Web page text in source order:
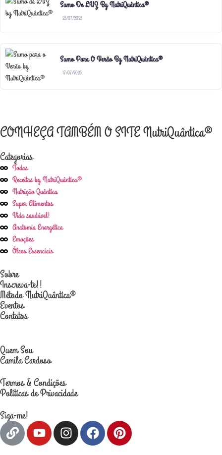
Sumo De LUZ By NutriQuântica®
25/07/2025
Sumo Para O Verão By NutriQuântica®
17/07/2025
CONHEÇA TAMBÉM O SITE NutriQuântica®
Categorias
Todas
Receitas by NutriQuântica®
Nutrição Quântica
Super Alimentos
Vida saudável!
Anatomia Energética
Emoções
Óleos Essenciais
Sobre
Inscreva-te!!
Método NutriQuântica®
Eventos
Contatos
Quem Sou
Camila Cardoso
Termos & Condições
Políticas de Privacidade
Siga-me!